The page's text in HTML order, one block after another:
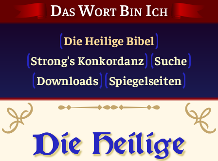
Das Wort Bin Ich
Die Heilige Bibel
Strong's Konkordanz
Suche
Downloads
Spiegelseiten
Die Heilige